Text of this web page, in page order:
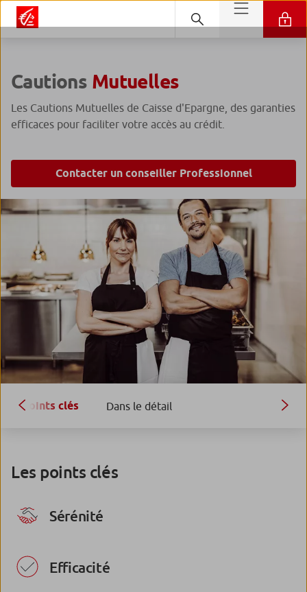
Cautions Mutuelles
Les Cautions Mutuelles de Caisse d'Epargne, des garanties
efficaces pour faciliter votre accès au crédit.
Contacter un conseiller Professionnel
Points clés Dans le détail
Les points clés
Sérénité
Efficacité